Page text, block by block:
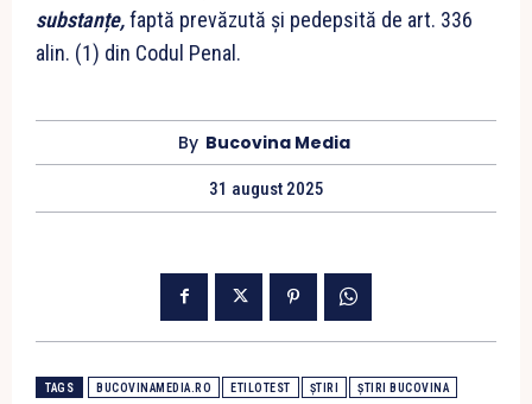
substanțe,faptă prevăzută şi pedepsită de art. 336
alin. (1) din Codul Penal.
By Bucovina Media
31 august 2025
TAGS BUCOVINAMEDIA.RO ETILOTEST ȘTIRI ȘTIRI BUCOVINA